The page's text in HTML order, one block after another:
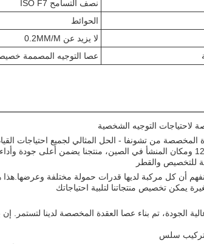
نصف التسامح ISO F7
الحوائط
لا يزيد عن 0.2MM/M
عصا التوجيه المصممة
التوجيه الشخصية
المخصصة من تشونفا - الحل المثالي لجميع احتياجات
للتخصيص والقطر
أن كل مركبة لديها قدرات حمولة مختلفة
يمكن تخصيص منتجاتنا لتلبية احتياجاتك
الجودة، تم بناء عصا العقدة المخصصة لدينا لتستمر.
سلس